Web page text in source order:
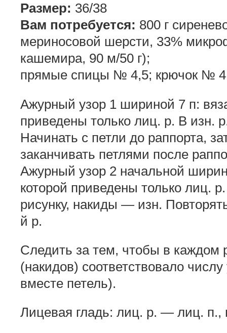
Размер: 36/38
Вам потребуется: 800 г
мериносовой шерсти, 33%
кашемира, 90 м/50 г);
прямые спицы № 4,5; крючок № 4;
Ажурный узор 1 шириной 7 п:
приведены только лиц. р. В изн.
Начинать с петли до раппорта,
заканчивать петлями после
Ажурный узор 2 начальной
которой приведены только лиц.
рисунку, накиды — изн.
й р.
Следить за тем, чтобы в каждом
(накидов) соответствовало
вместе петель).
Лицевая гладь: лиц. р. — лиц. п.,